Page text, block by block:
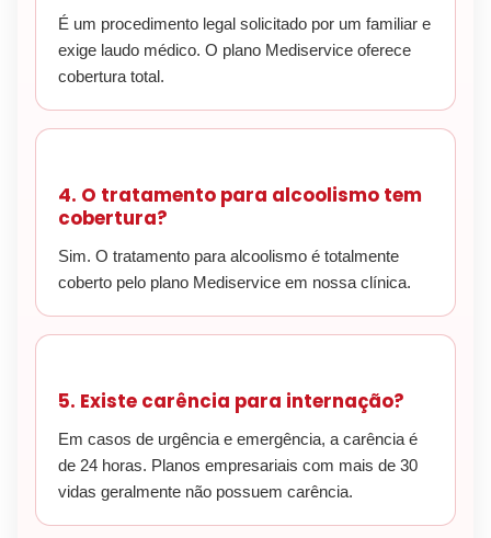
É um procedimento legal solicitado por um familiar e
exige laudo médico. O plano Mediservice oferece
cobertura total.
4. O tratamento para alcoolismo tem
cobertura?
Sim. O tratamento para alcoolismo é totalmente
coberto pelo plano Mediservice em nossa clínica.
5. Existe carência para internação?
Em casos de urgência e emergência, a carência é
de 24 horas. Planos empresariais com mais de 30
vidas geralmente não possuem carência.